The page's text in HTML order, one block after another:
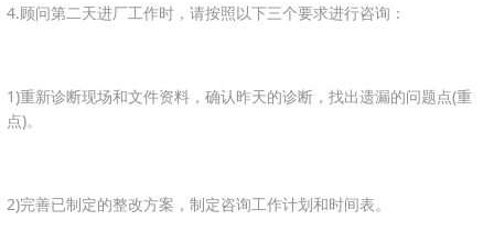
4.顾问第二天进厂工作时，请按照以下三个要求进行咨询：
1)重新诊断现场和文件资料，确认昨天的诊断，找出遗漏的问题点(重
点)。
2)完善已制定的整改方案，制定咨询工作计划和时间表。